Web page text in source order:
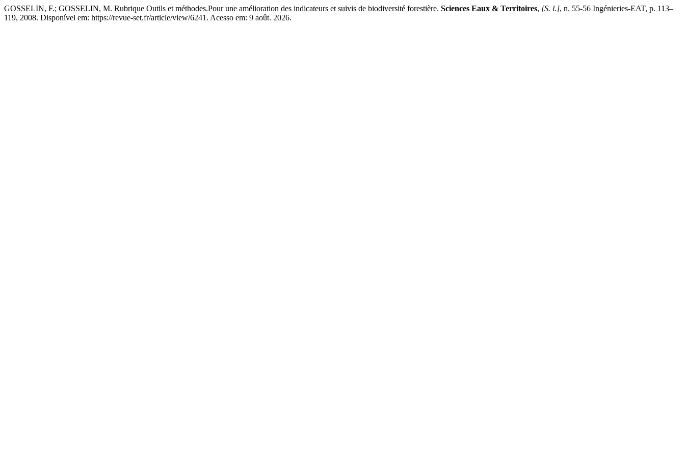
GOSSELIN, F.; GOSSELIN, M. Rubrique Outils et méthodes.Pour une amélioration des indicateurs et suivis de biodiversité forestière. Sciences Eaux & Territoires, [S. l.], n. 55-56 Ingénieries-EAT, p. 113–
119, 2008. Disponível em: https://revue-set.fr/article/view/6241. Acesso em: 9 août. 2026.